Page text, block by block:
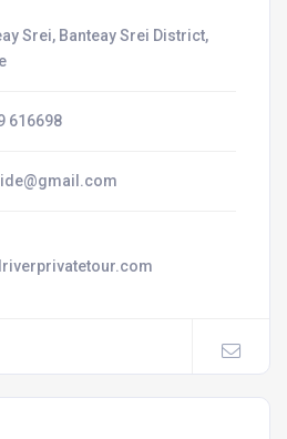
Srei, Banteay Srei District,
616698